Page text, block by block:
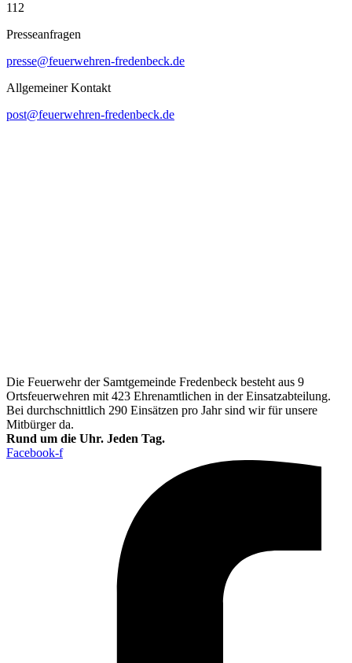
112
Presseanfragen
presse@feuerwehren-fredenbeck.de
Allgemeiner Kontakt
post@feuerwehren-fredenbeck.de
Die Feuerwehr der Samtgemeinde Fredenbeck besteht aus 9
Ortsfeuerwehren mit 423 Ehrenamtlichen in der Einsatzabteilung.
Bei durchschnittlich 290 Einsätzen pro Jahr sind wir für unsere
Mitbürger da.
Rund um die Uhr. Jeden Tag.
Facebook-f